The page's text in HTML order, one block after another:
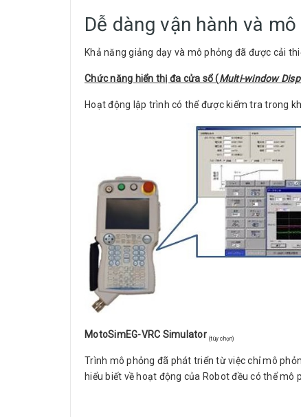
Dễ dàng vận hành và
Khả năng giảng dạy và mô phỏng đã được cải
Chức năng hiển thị đa cửa sổ (Multi-window
Hoạt động lập trình có thể được kiểm tra trong
MotoSimEG-VRC Simulator (tùy chọn)
Trình mô phỏng đã phát triển từ việc chỉ mô
hiểu biết về hoạt động của Robot đều có thể mô